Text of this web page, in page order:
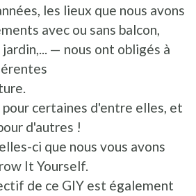
les lieux que nous avons
avec ou sans balcon,
— nous ont obligés à
certaines d'entre elles, et
d'autres !
ci que nous vous avons
It Yourself.
de ce GIY est également